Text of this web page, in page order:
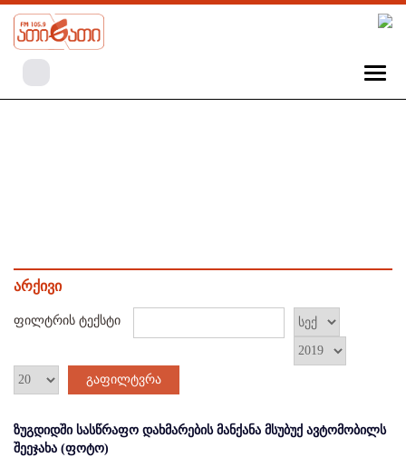
არქივი
ფილტრის ტექსტი
გაფილტვრა
ზუგდიდში სასწრაფო დახმარების მანქანა მსუბუქ ავტომობილს
შეეჯახა (ფოტო)